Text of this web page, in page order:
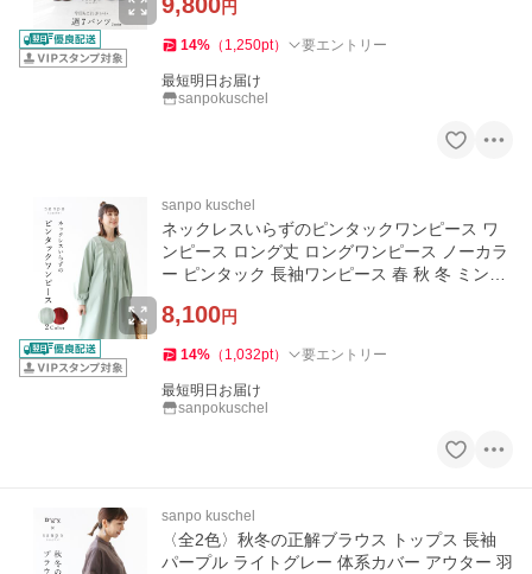
円
14% （ 1,250pt） 要エントリー
最短明日お届け
sanpokuschel
sanpo kuschel
ネックレスいらずのピンタックワンピース ワ
ンピース ロング丈 ロングワンピース ノーカラ
ー ピンタック 長袖ワンピース 春 秋 冬 ミント
8,100円
14% （ 1,032pt） 要エントリー
最短明日お届け
sanpokuschel
sanpo kuschel
〈全2色〉秋冬の正解ブラウス トップス 長袖
パープル ライトグレー 体系カバー アウター 羽